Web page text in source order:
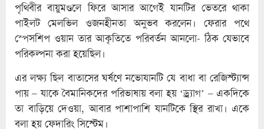
পৃথিবীর বায়ুমণ্ডলে ফিরে আসার আগেই যানটির ভেতরে থাকা
পাইলট মেলভিল ওজনহীনতা অনুভব করলেন। ফেরার পথে
স্পেসশিপ ওয়ান তার আকৃতিতে পরিবর্তন আনলো- ঠিক যেভাবে
পরিকল্পনা করা হয়েছিল।
এর লক্ষ্য ছিল বাতাসের ঘর্ষণে নভোযানটি যে বাধা বা রেজিস্ট্যান্স
পায় – যাকে বৈমানিকদের পরিভাষায় বলা হয় ‘ড্র্যাগ’ – একদিকে
তা বাড়িয়ে দেওয়া, আবার পাশাপাশি যানটিকে স্থির রাখা। একে
বলা হয় ফেদারিং সিস্টেম।